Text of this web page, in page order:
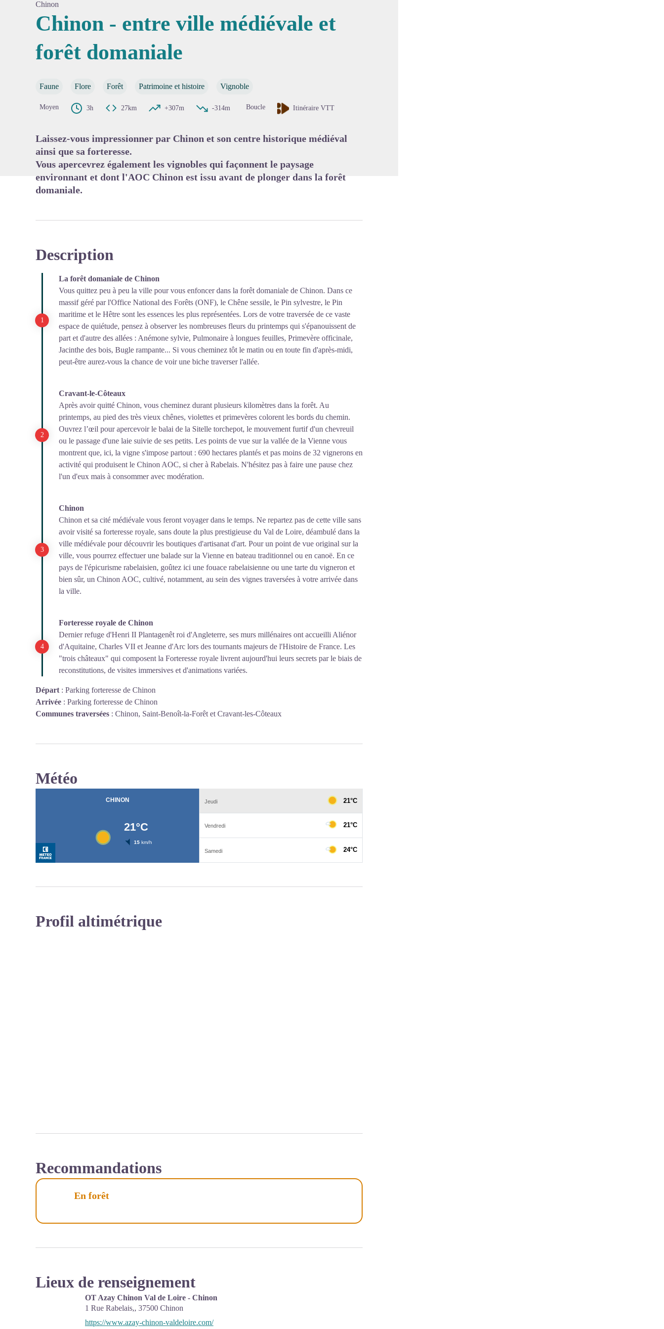
Chinon
Chinon - entre ville médiévale et
forêt domaniale
Faune Flore Forêt Patrimoine et histoire Vignoble
Moyen 3h 27km +307m -314m Boucle Itinéraire VTT
Laissez-vous impressionner par Chinon et son centre historique médiéval
ainsi que sa forteresse.
Vous apercevrez également les vignobles qui façonnent le paysage
environnant et dont l'AOC Chinon est issu avant de plonger dans la forêt
domaniale.
Description
La forêt domaniale de Chinon
Vous quittez peu à peu la ville pour vous enfoncer dans la forêt domaniale de Chinon. Dans ce
massif géré par l'Office National des Forêts (ONF), le Chêne sessile, le Pin sylvestre, le Pin
maritime et le Hêtre sont les essences les plus représentées. Lors de votre traversée de ce vaste
espace de quiétude, pensez à observer les nombreuses fleurs du printemps qui s'épanouissent de
part et d'autre des allées : Anémone sylvie, Pulmonaire à longues feuilles, Primevère officinale,
Jacinthe des bois, Bugle rampante... Si vous cheminez tôt le matin ou en toute fin d'après-midi,
peut-être aurez-vous la chance de voir une biche traverser l'allée.
Cravant-le-Côteaux
Après avoir quitté Chinon, vous cheminez durant plusieurs kilomètres dans la forêt. Au
printemps, au pied des très vieux chênes, violettes et primevères colorent les bords du chemin.
Ouvrez l’œil pour apercevoir le balai de la Sitelle torchepot, le mouvement furtif d'un chevreuil
ou le passage d'une laie suivie de ses petits. Les points de vue sur la vallée de la Vienne vous
montrent que, ici, la vigne s'impose partout : 690 hectares plantés et pas moins de 32 vignerons en
activité qui produisent le Chinon AOC, si cher à Rabelais. N'hésitez pas à faire une pause chez
l'un d'eux mais à consommer avec modération.
Chinon
Chinon et sa cité médiévale vous feront voyager dans le temps. Ne repartez pas de cette ville sans
avoir visité sa forteresse royale, sans doute la plus prestigieuse du Val de Loire, déambulé dans la
ville médiévale pour découvrir les boutiques d'artisanat d'art. Pour un point de vue original sur la
ville, vous pourrez effectuer une balade sur la Vienne en bateau traditionnel ou en canoë. En ce
pays de l'épicurisme rabelaisien, goûtez ici une fouace rabelaisienne ou une tarte du vigneron et
bien sûr, un Chinon AOC, cultivé, notamment, au sein des vignes traversées à votre arrivée dans
la ville.
Forteresse royale de Chinon
Dernier refuge d'Henri II Plantagenêt roi d'Angleterre, ses murs millénaires ont accueilli Aliénor
d'Aquitaine, Charles VII et Jeanne d'Arc lors des tournants majeurs de l'Histoire de France. Les
"trois châteaux" qui composent la Forteresse royale livrent aujourd'hui leurs secrets par le biais de
reconstitutions, de visites immersives et d'animations variées.
Départ : Parking forteresse de Chinon
Arrivée : Parking forteresse de Chinon
Communes traversées : Chinon, Saint-Benoît-la-Forêt et Cravant-les-Côteaux
Météo
Profil altimétrique
Recommandations
En forêt
Lieux de renseignement
OT Azay Chinon Val de Loire - Chinon
1 Rue Rabelais,, 37500 Chinon
https://www.azay-chinon-valdeloire.com/